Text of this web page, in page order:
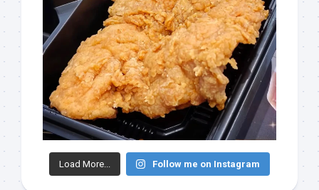
Load More... Follow me on Instagram